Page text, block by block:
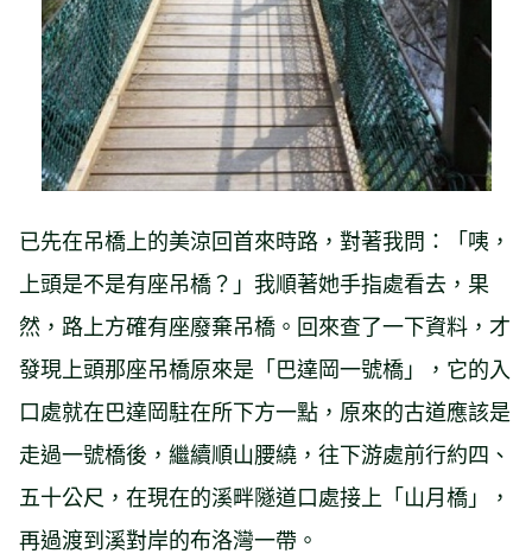
已先在吊橋上的美涼回首來時路，對著我問：「咦，
上頭是不是有座吊橋？」我順著她手指處看去，果
然，路上方確有座廢棄吊橋。回來查了一下資料，才
發現上頭那座吊橋原來是「巴達岡一號橋」，它的入
口處就在巴達岡駐在所下方一點，原來的古道應該是
走過一號橋後，繼續順山腰繞，往下游處前行約四、
五十公尺，在現在的溪畔隧道口處接上「山月橋」，
再過渡到溪對岸的布洛灣一帶。